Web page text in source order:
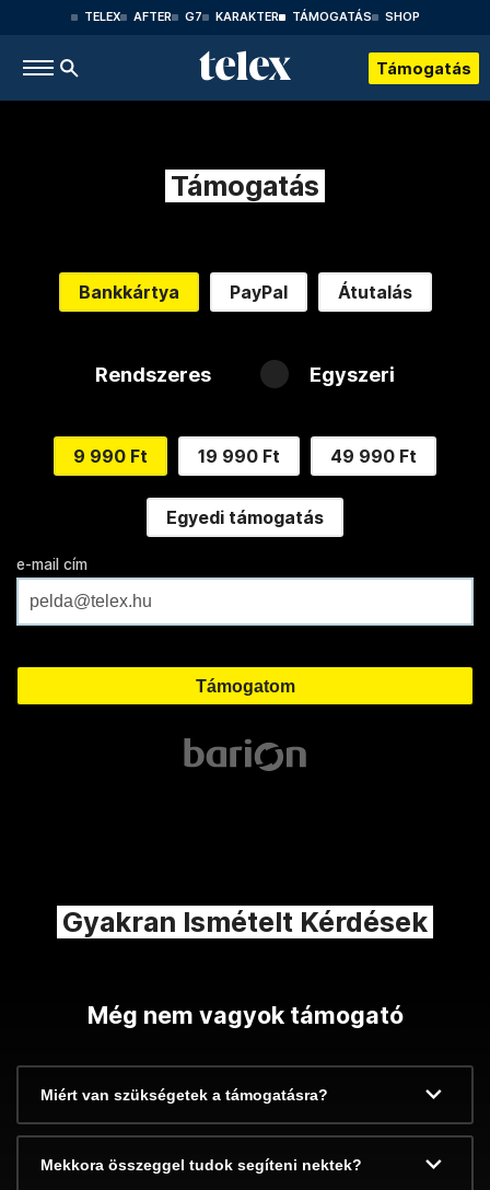
TELEX AFTER G7 KARAKTER TÁMOGATÁS SHOP
Támogatás
Támogatás
Bankkártya PayPal Átutalás
Rendszeres Egyszeri
9 990 Ft 19 990 Ft 49 990 Ft
Egyedi támogatás
e-mail cím
Gyakran Ismételt Kérdések
Még nem vagyok támogató
Miért van szükségetek a támogatásra?
Mekkora összeggel tudok segíteni nektek?